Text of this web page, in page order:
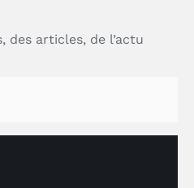
des articles, de l’actu